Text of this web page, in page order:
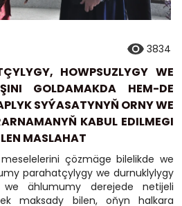
3834
HOWPSUZLYGY WE
GOLDAMAKDA HEM-DE
SYÝASATYNYŇ ORNY WE
KABUL EDILMEGI
MASLAHAT
çözmäge bilelikde we
parahatçylygy we durnuklylygy
we ählumumy derejede netijeli
maksady bilen, oňyn halkara